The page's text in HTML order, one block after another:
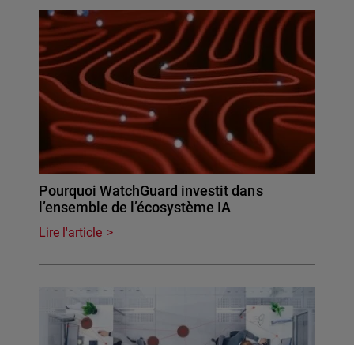
Pourquoi WatchGuard investit dans
l’ensemble de l’écosystème IA
Lire l'article